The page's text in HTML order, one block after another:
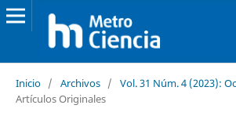
Inicio / Archivos / Vol. 31 Núm. 4 (2023):
Artículos Originales